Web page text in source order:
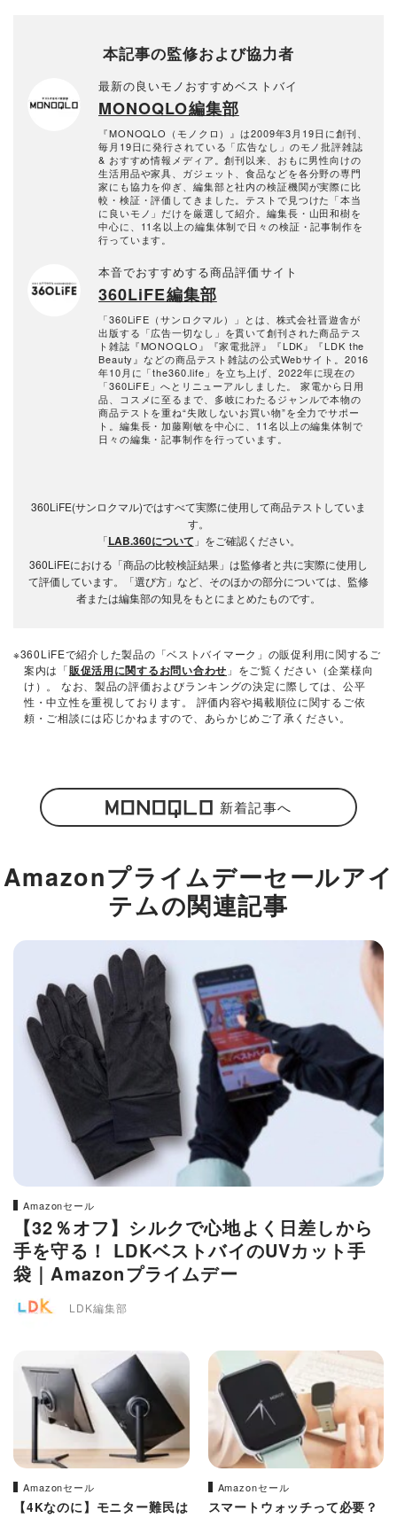
本記事の監修および協力者
最新の良いモノおすすめベストバイ
MONOQLO編集部
『MONOQLO（モノクロ）』は2009年3月19日に創刊、
毎月19日に発行されている「広告なし」のモノ批評雑誌
& おすすめ情報メディア。創刊以来、おもに男性向けの
生活用品や家具、ガジェット、食品などを各分野の専門
家にも協力を仰ぎ、編集部と社内の検証機関が実際に比
較・検証・評価してきました。テストで見つけた「本当
に良いモノ」だけを厳選して紹介。編集長・山田和樹を
中心に、11名以上の編集体制で日々の検証・記事制作を
行っています。
本音でおすすめする商品評価サイト
360LiFE編集部
「360LiFE（サンロクマル）」とは、株式会社晋遊舎が
出版する「広告一切なし」を貫いて創刊された商品テス
ト雑誌『MONOQLO』『家電批評』『LDK』『LDK the
Beauty』などの商品テスト雑誌の公式Webサイト。2016
年10月に「the360.life」を立ち上げ、2022年に現在の
「360LiFE」へとリニューアルしました。 家電から日用
品、コスメに至るまで、多岐にわたるジャンルで本物の
商品テストを重ね“失敗しないお買い物”を全力でサポー
ト。編集長・加藤剛敏を中心に、11名以上の編集体制で
日々の編集・記事制作を行っています。
360LiFE(サンロクマル)ではすべて実際に使用して商品テストしていま
す。
「LAB.360について 」をご確認ください。
360LiFEにおける「商品の比較検証結果」は監修者と共に実際に使用し
て評価しています。「選び方」など、そのほかの部分については、監修
者または編集部の知見をもとにまとめたものです。
※360LiFEで紹介した製品の「ベストバイマーク」の販促利用に関するご
案内は「販促活用に関するお問い合わせ 」をご覧ください（企業様向
け）。 なお、製品の評価およびランキングの決定に際しては、公平
性・中立性を重視しております。 評価内容や掲載順位に関するご依
頼・ご相談には応じかねますので、あらかじめご了承ください。
新着記事へ
Amazonプライムデーセールアイ
テムの関連記事
Amazonセール
【32％オフ】シルクで心地よく日差しから
手を守る！ LDKベストバイのUVカット手
袋｜Amazonプライムデー
LDK編集部
Amazonセール
【4Kなのに】モニター難民は
Amazonセール
スマートウォッチって必要？